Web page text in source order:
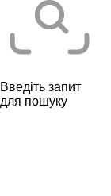
Введіть запит
для пошуку